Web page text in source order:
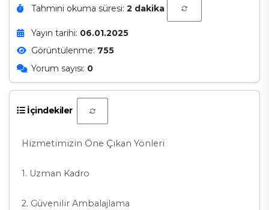
Tahmini okuma süresi: 2 dakika
Yayın tarihi: 06.01.2025
Görüntülenme: 755
Yorum sayısı: 0
İçindekiler
Hizmetimizin Öne Çıkan Yönleri
1. Uzman Kadro
2. Güvenilir Ambalajlama